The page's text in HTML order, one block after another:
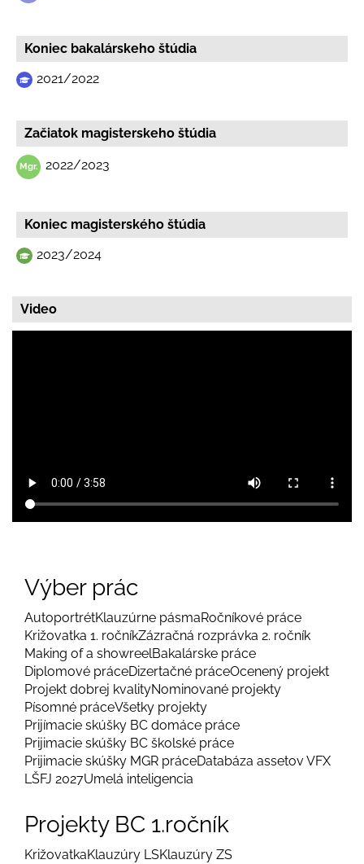
Koniec bakalárskeho štúdia
2021/2022
Začiatok magisterskeho štúdia
2022/2023
Koniec magisterského štúdia
2023/2024
Video
Výber prác
AutoportrétKlauzúrne pásmaRočníkové práce
Križovatka 1. ročníkZázračná rozprávka 2. ročník
Making of a showreelBakalárske práce
Diplomové práceDizertačné práceOcenený projekt
Projekt dobrej kvalityNominované projekty
Písomné práceVšetky projekty
Prijímacie skúšky BC domáce práce
Prijimacie skúšky BC školské práce
Prijimacie skúšky MGR práceDatabáza assetov VFX
LŠFJ 2027Umelá inteligencia
Projekty BC 1.ročník
KrižovatkaKlauzúry LSKlauzúry ZS